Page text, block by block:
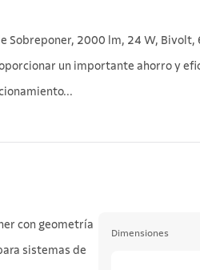
Sobreponer, 2000 lm, 24 W, Bivolt,
un importante ahorro y
con geometría
sistemas de
Dimensiones